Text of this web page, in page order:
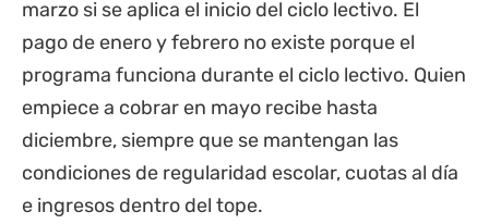
marzo si se aplica el inicio del ciclo lectivo. El
pago de enero y febrero no existe porque el
programa funciona durante el ciclo lectivo. Quien
empiece a cobrar en mayo recibe hasta
diciembre, siempre que se mantengan las
condiciones de regularidad escolar, cuotas al día
e ingresos dentro del tope.